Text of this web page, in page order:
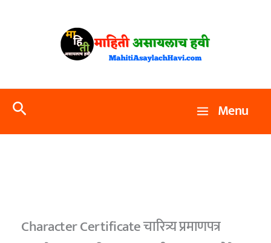
Search Menu
Character Certificate चारित्र्य प्रमाणपत्र